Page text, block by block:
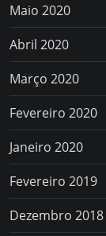
Maio 2020
Abril 2020
Março 2020
Fevereiro 2020
Janeiro 2020
Fevereiro 2019
Dezembro 2018